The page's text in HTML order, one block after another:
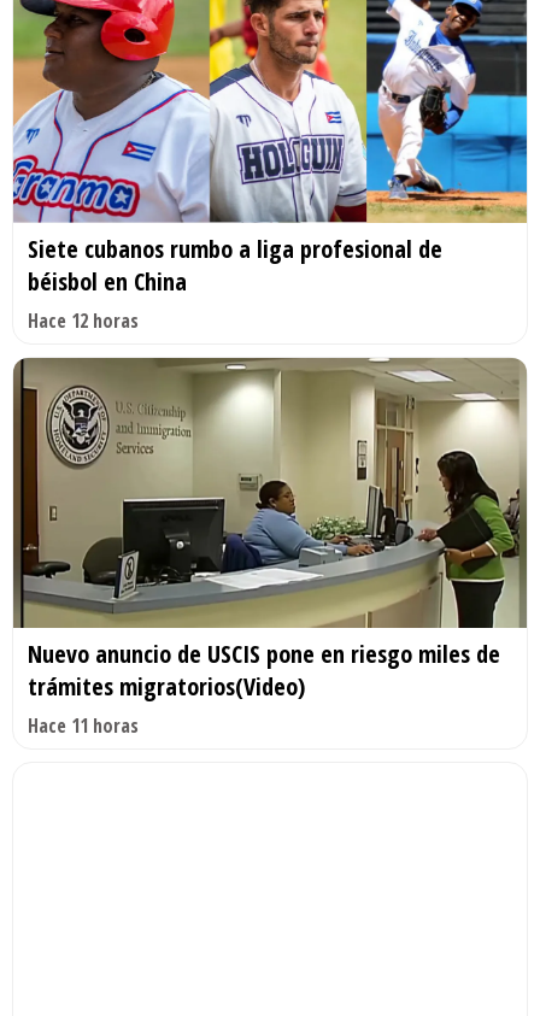
Siete cubanos rumbo a liga profesional de
béisbol en China
Hace 12 horas
Nuevo anuncio de USCIS pone en riesgo miles de
trámites migratorios(Video)
Hace 11 horas